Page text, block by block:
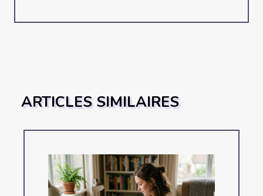
ARTICLES SIMILAIRES